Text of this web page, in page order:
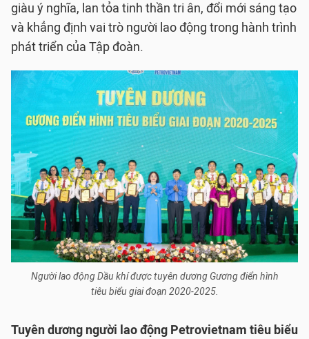
giàu ý nghĩa, lan tỏa tinh thần tri ân, đổi mới sáng tạo
và khẳng định vai trò người lao động trong hành trình
phát triển của Tập đoàn.
Người lao động Dầu khí được tuyên dương Gương điển hình
tiêu biểu giai đoạn 2020-2025.
Tuyên dương người lao động Petrovietnam tiêu biểu